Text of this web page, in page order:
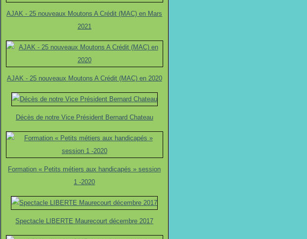
AJAK - 25 nouveaux Moutons A Crédit (MAC) en Mars
2021
AJAK - 25 nouveaux Moutons A Crédit (MAC) en 2020
Décès de notre Vice Président Bernard Chateau
Formation « Petits métiers aux handicapés » session
1 -2020
Spectacle LIBERTE Maurecourt décembre 2017